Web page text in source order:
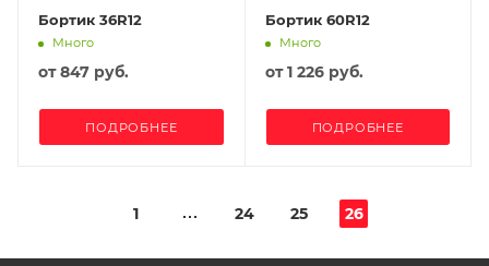
Бортик 36R12
Много
от847 руб.
ПОДРОБНЕЕ
Бортик 60R12
Много
от1 226 руб.
ПОДРОБНЕЕ
1 24 25 26